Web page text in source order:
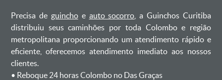
Precisa de guinchoe auto socorro , a Guinchos Curitiba
distribuiu seus caminhões por toda Colombo e região
metropolitana proporcionando um atendimento rápido e
eficiente, oferecemos atendimento imediato aos nossos
clientes.
ㅤㅤ• Reboque 24 horas Colombo no Das Graças